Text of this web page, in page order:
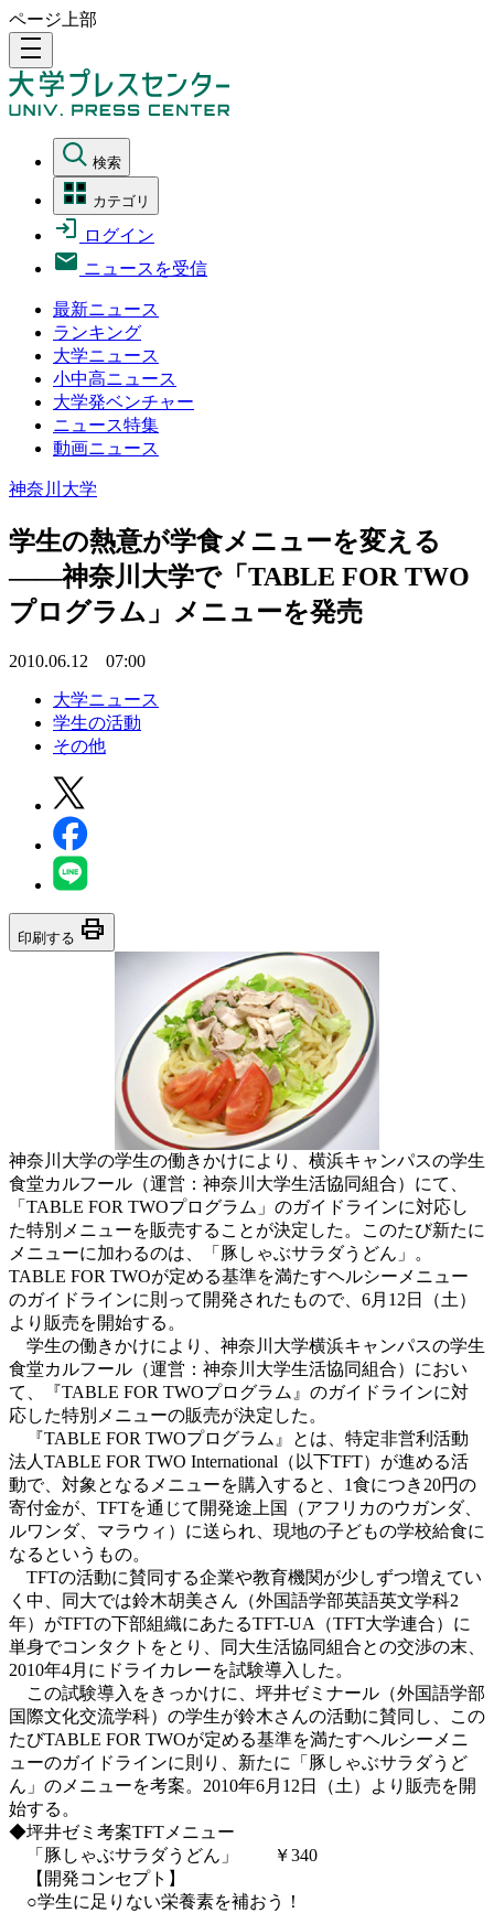
ページ上部
density_medium
検索
カテゴリ
ログイン
ニュースを受信
最新ニュース
ランキング
大学ニュース
小中高ニュース
大学発ベンチャー
ニュース特集
動画ニュース
神奈川大学
学生の熱意が学食メニューを変える
――神奈川大学で「TABLE FOR TWO
プログラム」メニューを発売
2010.06.12 07:00
大学ニュース
学生の活動
その他
印刷する print
神奈川大学の学生の働きかけにより、横浜キャンパスの学生
食堂カルフール（運営：神奈川大学生活協同組合）にて、
「TABLE FOR TWOプログラム」のガイドラインに対応し
た特別メニューを販売することが決定した。このたび新たに
メニューに加わるのは、「豚しゃぶサラダうどん」。
TABLE FOR TWOが定める基準を満たすヘルシーメニュー
のガイドラインに則って開発されたもので、6月12日（土）
より販売を開始する。
学生の働きかけにより、神奈川大学横浜キャンパスの学生
食堂カルフール（運営：神奈川大学生活協同組合）におい
て、『TABLE FOR TWOプログラム』のガイドラインに対
応した特別メニューの販売が決定した。
『TABLE FOR TWOプログラム』とは、特定非営利活動
法人TABLE FOR TWO International（以下TFT）が進める活
動で、対象となるメニューを購入すると、1食につき20円の
寄付金が、TFTを通じて開発途上国（アフリカのウガンダ、
ルワンダ、マラウィ）に送られ、現地の子どもの学校給食に
なるというもの。
TFTの活動に賛同する企業や教育機関が少しずつ増えてい
く中、同大では鈴木胡美さん（外国語学部英語英文学科2
年）がTFTの下部組織にあたるTFT-UA（TFT大学連合）に
単身でコンタクトをとり、同大生活協同組合との交渉の末、
2010年4月にドライカレーを試験導入した。
この試験導入をきっかけに、坪井ゼミナール（外国語学部
国際文化交流学科）の学生が鈴木さんの活動に賛同し、この
たびTABLE FOR TWOが定める基準を満たすヘルシーメニ
ューのガイドラインに則り、新たに「豚しゃぶサラダうど
ん」のメニューを考案。2010年6月12日（土）より販売を開
始する。
◆坪井ゼミ考案TFTメニュー
「豚しゃぶサラダうどん」 ￥340
【開発コンセプト】
○学生に足りない栄養素を補おう！